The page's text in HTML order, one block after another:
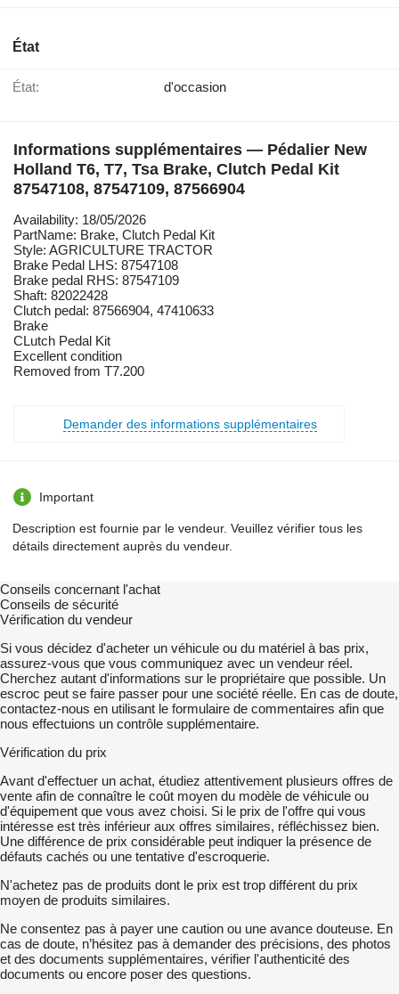
État
État: d'occasion
Informations supplémentaires — Pédalier New
Holland T6, T7, Tsa Brake, Clutch Pedal Kit
87547108, 87547109, 87566904
Availability: 18/05/2026
PartName: Brake, Clutch Pedal Kit
Style: AGRICULTURE TRACTOR
Brake Pedal LHS: 87547108
Brake pedal RHS: 87547109
Shaft: 82022428
Clutch pedal: 87566904, 47410633
Brake
CLutch Pedal Kit
Excellent condition
Removed from T7.200
Demander des informations supplémentaires
Important
Description est fournie par le vendeur. Veuillez vérifier tous les
détails directement auprès du vendeur.
Conseils concernant l'achat
Conseils de sécurité
Vérification du vendeur
Si vous décidez d'acheter un véhicule ou du matériel à bas prix,
assurez-vous que vous communiquez avec un vendeur réel.
Cherchez autant d'informations sur le propriétaire que possible. Un
escroc peut se faire passer pour une société réelle. En cas de doute,
contactez-nous en utilisant le formulaire de commentaires afin que
nous effectuions un contrôle supplémentaire.
Vérification du prix
Avant d'effectuer un achat, étudiez attentivement plusieurs offres de
vente afin de connaître le coût moyen du modèle de véhicule ou
d'équipement que vous avez choisi. Si le prix de l'offre qui vous
intéresse est très inférieur aux offres similaires, réfléchissez bien.
Une différence de prix considérable peut indiquer la présence de
défauts cachés ou une tentative d'escroquerie.
N'achetez pas de produits dont le prix est trop différent du prix
moyen de produits similaires.
Ne consentez pas à payer une caution ou une avance douteuse. En
cas de doute, n’hésitez pas à demander des précisions, des photos
et des documents supplémentaires, vérifier l'authenticité des
documents ou encore poser des questions.